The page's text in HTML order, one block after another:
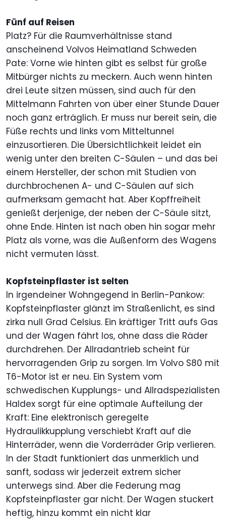
Fünf auf Reisen
Platz? Für die Raumverhältnisse stand
anscheinend Volvos Heimatland Schweden
Pate: Vorne wie hinten gibt es selbst für große
Mitbürger nichts zu meckern. Auch wenn hinten
drei Leute sitzen müssen, sind auch für den
Mittelmann Fahrten von über einer Stunde Dauer
noch ganz erträglich. Er muss nur bereit sein, die
Füße rechts und links vom Mitteltunnel
einzusortieren. Die Übersichtlichkeit leidet ein
wenig unter den breiten C-Säulen – und das bei
einem Hersteller, der schon mit Studien von
durchbrochenen A- und C-Säulen auf sich
aufmerksam gemacht hat. Aber Kopffreiheit
genießt derjenige, der neben der C-Säule sitzt,
ohne Ende. Hinten ist nach oben hin sogar mehr
Platz als vorne, was die Außenform des Wagens
nicht vermuten lässt.
Kopfsteinpflaster ist selten
In irgendeiner Wohngegend in Berlin-Pankow:
Kopfsteinpflaster glänzt im Straßenlicht, es sind
zirka null Grad Celsius. Ein kräftiger Tritt aufs Gas
und der Wagen fährt los, ohne dass die Räder
durchdrehen. Der Allradantrieb scheint für
hervorragenden Grip zu sorgen. Im Volvo S80 mit
T6-Motor ist er neu. Ein System vom
schwedischen Kupplungs- und Allradspezialisten
Haldex sorgt für eine optimale Aufteilung der
Kraft: Eine elektronisch geregelte
Hydraulikkupplung verschiebt Kraft auf die
Hinterräder, wenn die Vorderräder Grip verlieren.
In der Stadt funktioniert das unmerklich und
sanft, sodass wir jederzeit extrem sicher
unterwegs sind. Aber die Federung mag
Kopfsteinpflaster gar nicht. Der Wagen stuckert
heftig, hinzu kommt ein nicht klar